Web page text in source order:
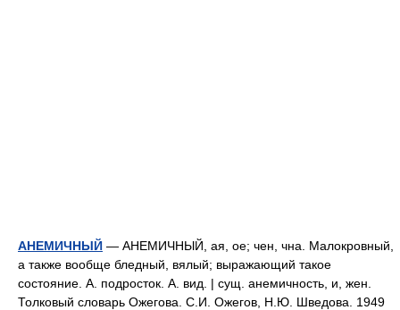
АНЕМИЧНЫЙ — АНЕМИЧНЫЙ, ая, ое; чен, чна. Малокровный,
а также вообще бледный, вялый; выражающий такое
состояние. А. подросток. А. вид. | сущ. анемичность, и, жен.
Толковый словарь Ожегова. С.И. Ожегов, Н.Ю. Шведова. 1949